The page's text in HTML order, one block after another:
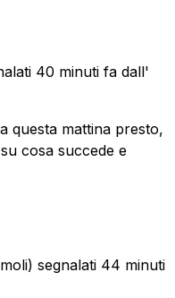
40 minuti fa dall'
questa mattina presto,
cosa succede e
segnalati 44 minuti